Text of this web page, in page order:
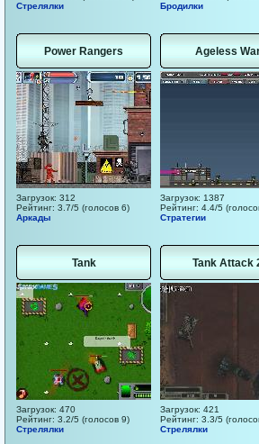
Стрелялки
Бродилки
Power Rangers
Загрузок: 312
Рейтинг: 3.7/5 (голосов 6)
Аркады
Ageless
Загрузок: 1387
Рейтинг: 4.4/5
Стратегии
Tank
Загрузок: 470
Рейтинг: 3.2/5 (голосов 9)
Стрелялки
Tank Attack
Загрузок: 421
Рейтинг: 3.3/5
Стрелялки